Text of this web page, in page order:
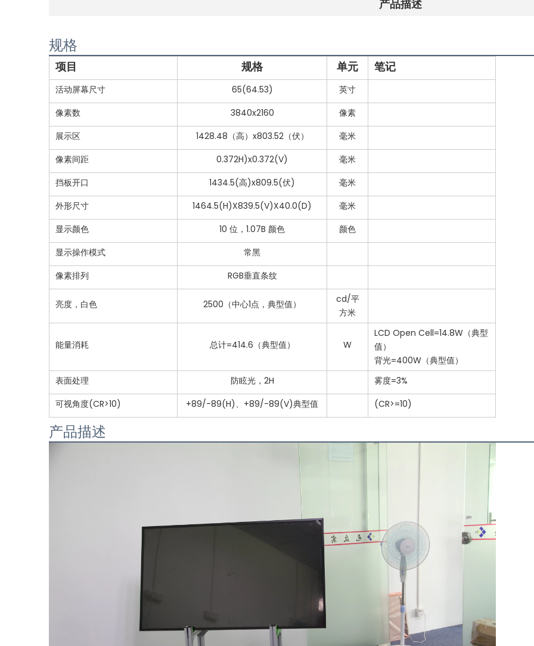
产品描述
规格
项目 规格 单元 笔记
活动屏幕尺寸 65(64.53)
英寸
像素数
3840x2160
像素
展示区
1428.48（高）x803.52（伏）
毫米
像素间距
0.372H)x0.372(V)
毫米
挡板开口
1434.5(高)x809.5(伏)
毫米
外形尺寸
1464.5(H)X839.5(V)X40.0(D)
毫米
显示颜色
10 位，1.07B 颜色
颜色
显示操作模式
常黑
像素排列
RGB垂直条纹
亮度，白色 2500（中心1点，典型值）
cd/平
方米
能量消耗 总计=414.6（典型值） W
LCD Open Cell=14.8W（典型
值）
背光=400W（典型值）
表面处理
防眩光，2H
雾度=3%
可视角度(CR>10)
+89/-89(H)、+89/-89(V)典型值 (CR>=10)
产品描述